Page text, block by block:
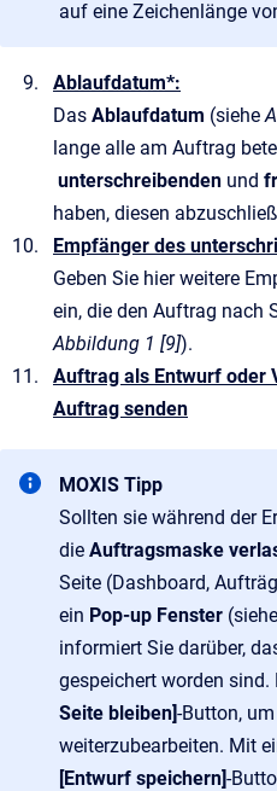
auf eine Zeichenlänge
Ablaufdatum*:
Das Ablaufdatum (siehe
lange alle am Auftrag
unterschreibenden und
haben, diesen
Empfänger des
Geben Sie hier weitere
ein, die den Auftrag nach
Abbildung 1 [9]).
Auftrag als Entwurf oder
Auftrag senden
MOXIS Tipp
Sollten sie während der
die Auftragsmaske
Seite (Dashboard,
ein Pop-up Fenster
informiert Sie darüber,
gespeichert worden sind.
Seite bleiben]-Button,
weiterzubearbeiten. Mit
[Entwurf speichern]-